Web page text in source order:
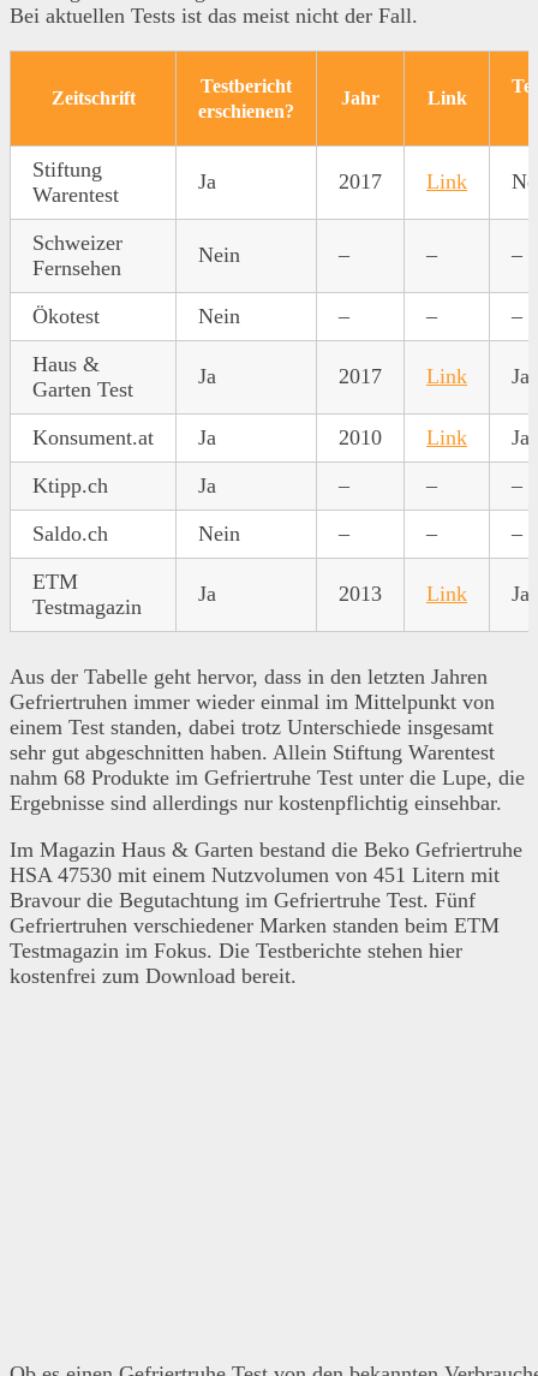
Bei aktuellen Tests ist das meist nicht der Fall.
Zeitschrift
Testbericht
erschienen?
Jahr Link
Stiftung
Warentest
Ja 2017 Link
Schweizer
Fernsehen
Nein – – –
Ökotest Nein – –
–
Haus &
Garten Test
Ja 2017 Link Ja
Konsument.at Ja 2010 Link
Ja
Ktipp.ch
Ja – –
–
Saldo.ch
Nein – –
–
ETM
Testmagazin
Ja 2013 Link Ja
Aus der Tabelle geht hervor, dass in den letzten Jahren
Gefriertruhen immer wieder einmal im Mittelpunkt von
einem Test standen, dabei trotz Unterschiede insgesamt
sehr gut abgeschnitten haben. Allein Stiftung Warentest
nahm 68 Produkte im Gefriertruhe Test unter die Lupe, die
Ergebnisse sind allerdings nur kostenpflichtig einsehbar.
Im Magazin Haus & Garten bestand die Beko Gefriertruhe
HSA 47530 mit einem Nutzvolumen von 451 Litern mit
Bravour die Begutachtung im Gefriertruhe Test. Fünf
Gefriertruhen verschiedener Marken standen beim ETM
Testmagazin im Fokus. Die Testberichte stehen hier
kostenfrei zum Download bereit.